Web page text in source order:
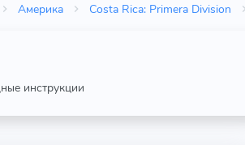
Америка Costa Rica: Primera Division
инструкции